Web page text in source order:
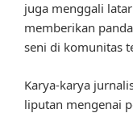
juga menggali
memberikan
seni di komunitas
Karya-karya
liputan mengenai